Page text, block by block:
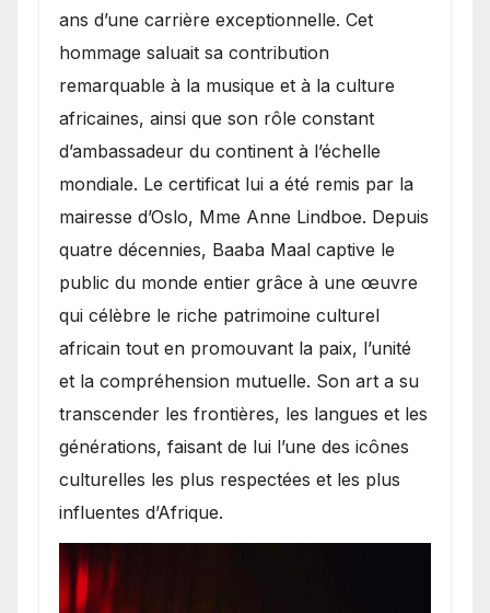
ans d’une carrière exceptionnelle. Cet
hommage saluait sa contribution
remarquable à la musique et à la culture
africaines, ainsi que son rôle constant
d’ambassadeur du continent à l’échelle
mondiale. Le certificat lui a été remis par la
mairesse d’Oslo, Mme Anne Lindboe. Depuis
quatre décennies, Baaba Maal captive le
public du monde entier grâce à une œuvre
qui célèbre le riche patrimoine culturel
africain tout en promouvant la paix, l’unité
et la compréhension mutuelle. Son art a su
transcender les frontières, les langues et les
générations, faisant de lui l’une des icônes
culturelles les plus respectées et les plus
influentes d’Afrique.